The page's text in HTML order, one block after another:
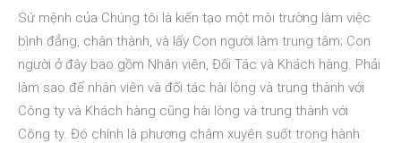
Sứ mệnh của Chúng tôi là kiến tạo một môi trường làm việc
bình đẳng, chân thành, và lấy Con người làm trung tâm; Con
người ở đây bao gồm Nhân viên, Đối Tác và Khách hàng. Phải
làm sao để nhân viên và đối tác hài lòng và trung thành với
Công ty và Khách hàng cũng hài lòng và trung thành với
Công ty. Đó chính là phương châm xuyên suốt trong hành